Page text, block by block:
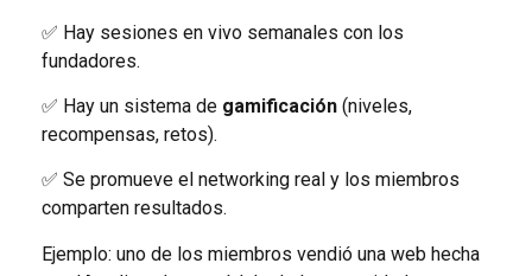
✅ Hay sesiones en vivo semanales con los
fundadores.
✅ Hay un sistema de gamificación (niveles,
recompensas, retos).
✅ Se promueve el networking real y los miembros
comparten resultados.
Ejemplo: uno de los miembros vendió una web hecha